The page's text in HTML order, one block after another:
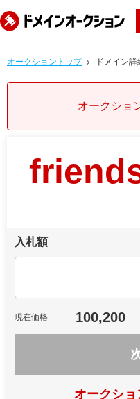
オークショントップ ドメイン詳
オークショ
入札額
現在価格 100,200
オークシ